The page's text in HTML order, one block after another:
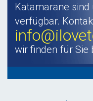
Katamarane
verfügbar.
wir finden für Sie